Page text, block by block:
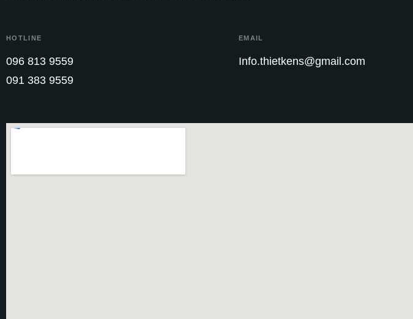
HOTLINE
096 813 9559
091 383 9559
EMAIL
Info.thietkens@gmail.com